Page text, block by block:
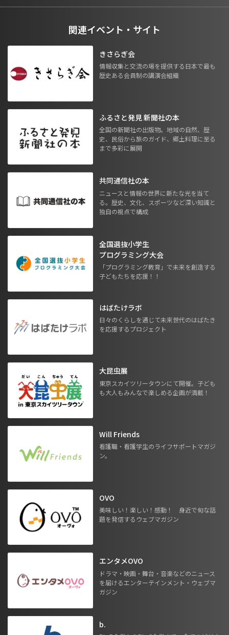
関連イベント・サイト
きさらぎ会
情報収集と交流の場を提供する日本で最も
歴史ある会員制の講演会組織
ふるさと発見 新聞社の本
全国の新聞社の出版物。地域の自然、歴
史、民俗から旅のガイド、郷土料理に至る
まで多彩に展開
共同通信社の本
ニュースと情報の世界に新たな光を当て
る。歴史、文化、スポーツなど深い知識と
独自の視点で構成
全国選抜小学生
プログラミング大会
「プログラミング教育」で未来を創造する
子どもたちを応援！！
はばたけラボ
日々のくらしを通じて未来世代のはばたき
を応援するプロジェクト
大昆虫展
東京スカイツリータウンにて開催。子ども
も大人もみんなで楽しめる企画が満載！
Will Friends
看護職・看護学生のライフサポートマガジ
ン。
OVO
美味しい！楽しい！感動！ 身近で旬な話
題を発信するウェブマガジン
エンタメOVO
ドラマ・映画・舞台・音楽などのニュース
を届けるエンターテインメント・ウェブマ
ガジン
b.